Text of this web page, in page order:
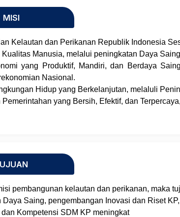
MISI
Kelautan dan Perikanan Republik Indonesia
Kualitas Manusia, melalui peningkatan Daya
yang Produktif, Mandiri, dan Berdaya
Nasional.
Hidup yang Berkelanjutan, melaluli
yang Bersih, Efektif, dan
pembangunan kelautan dan perikanan, maka
Daya Saing, pengembangan Inovasi dan Riset
Kompetensi SDM KP meningkat